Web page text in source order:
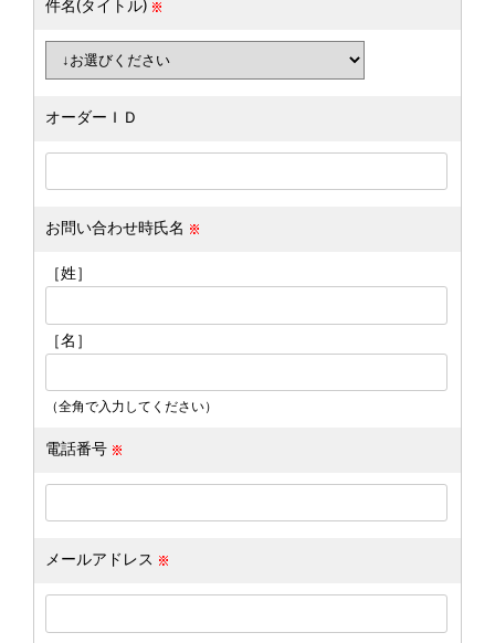
件名(タイトル)
オーダーＩＤ
お問い合わせ時氏名
［姓］
［名］
（全角で入力してください）
電話番号
メールアドレス